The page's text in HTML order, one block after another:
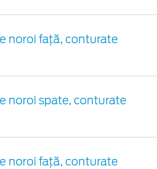
noroi faţă, conturate
noroi spate, conturate
noroi față, conturate